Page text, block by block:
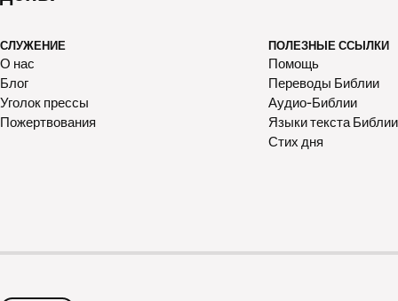
СЛУЖЕНИЕ
О нас
Блог
Уголок прессы
Пожертвования
ПОЛЕЗНЫЕ ССЫЛКИ
Помощь
Переводы Библии
Аудио-Библии
Языки текста Библии
Стих дня